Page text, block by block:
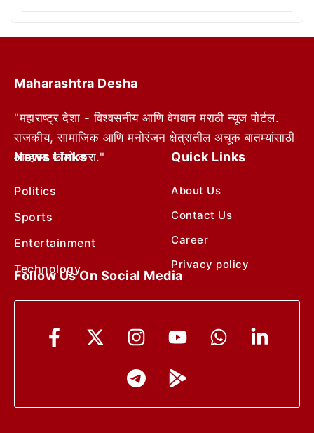
Maharashtra Desha
"महाराष्ट्र देशा - विश्वसनीय आणि वेगवान मराठी न्यूज पोर्टल.
राजकीय, सामाजिक आणि मनोरंजन क्षेत्रातील अचूक बातम्यांसाठी
आम्हाला फॉलो करा."
News Links
Politics
Sports
Entertainment
Technology
Quick Links
About Us
Contact Us
Career
Privacy policy
Follow Us On Social Media